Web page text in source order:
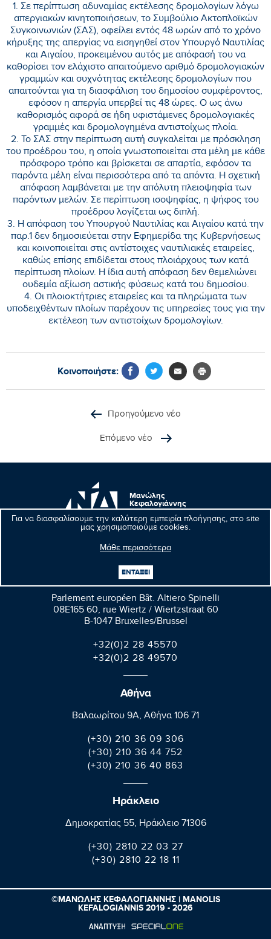
Για να διασφαλίσουμε την καλύτερη εμπειρία πλοήγησης, στο site
μας χρησιμοποιούμε cookies.
Μάθε περισσότερα
ΕΝΤΑΞΕΙ
1. Σε περίπτωση αδυναμίας εκτέλεσης δρομολογίων λόγω
απεργιακών κινητοποιήσεων, το Συμβούλιο Ακτοπλοϊκών
Συγκοινωνιών (ΣΑΣ), οφείλει εντός 48 ωρών από το χρόνο
κήρυξης της απεργίας να εισηγηθεί στον Υπουργό Ναυτιλίας
και Αιγαίου, προκειμένου αυτός με απόφασή του να
καθορίσει τον ελάχιστο απαιτούμενο αριθμό δρομολογιακών
γραμμών και συχνότητας εκτέλεσης δρομολογίων που
απαιτούνται για τη διασφάλιση του δημοσίου συμφέροντος,
εφόσον η απεργία υπερβεί τις 48 ώρες. Ο ως άνω
καθορισμός αφορά σε ήδη υφιστάμενες δρομολογιακές
γραμμές και δρομολογημένα αντιστοίχως πλοία.
2. Το ΣΑΣ στην περίπτωση αυτή συγκαλείται με πρόσκληση
του προέδρου του, η οποία γνωστοποιείται στα μέλη με κάθε
πρόσφορο τρόπο και βρίσκεται σε απαρτία, εφόσον τα
παρόντα μέλη είναι περισσότερα από τα απόντα. Η σχετική
απόφαση λαμβάνεται με την απόλυτη πλειοψηφία των
παρόντων μελών. Σε περίπτωση ισοψηφίας, η ψήφος του
προέδρου λογίζεται ως διπλή.
3. Η απόφαση του Υπουργού Ναυτιλίας και Αιγαίου κατά την
παρ.1 δεν δημοσιεύεται στην Εφημερίδα της Κυβερνήσεως
και κοινοποιείται στις αντίστοιχες ναυτιλιακές εταιρείες,
καθώς επίσης επιδίδεται στους πλοιάρχους των κατά
περίπτωση πλοίων. Η ίδια αυτή απόφαση δεν θεμελιώνει
ουδεμία αξίωση αστικής φύσεως κατά του δημοσίου.
4. Οι πλοιοκτήτριες εταιρείες και τα πληρώματα των
υποδειχθέντων πλοίων παρέχουν τις υπηρεσίες τους για την
εκτέλεση των αντιστοίχων δρομολογίων.
Κοινοποιήστε:
Προηγούμενο νέο
Επόμενο νέο
Μανώλης
Κεφαλογιάννης
Ευρωβουλευτής
Βρυξέλλες
Parlement européen Bât. Altiero Spinelli
08E165 60, rue Wiertz / Wiertzstraat 60
B-1047 Bruxelles/Brussel
+32(0)2 28 45570
+32(0)2 28 49570
Αθήνα
Βαλαωρίτου 9A, Aθήνα 106 71
(+30) 210 36 09 306
(+30) 210 36 44 752
(+30) 210 36 40 863
Ηράκλειο
Δημοκρατίας 55, Ηράκλειο 71306
(+30) 2810 22 03 27
(+30) 2810 22 18 11
©ΜΑΝΩΛΗΣ ΚΕΦΑΛΟΓΙΑΝΝΗΣ | MANOLIS
KEFALOGIANNIS 2019 - 2026